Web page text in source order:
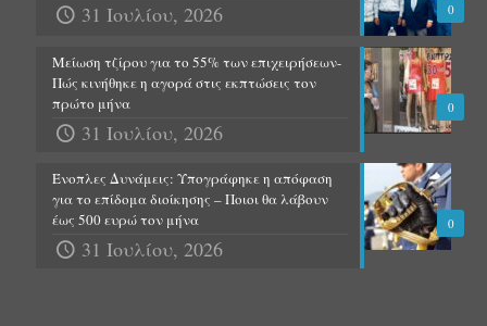
0
31 Ιουλίου, 2026
0
Μείωση τζίρου για το 55% των επιχειρήσεων-
Πώς κινήθηκε η αγορά στις εκπτώσεις τον
πρώτο μήνα
31 Ιουλίου, 2026
0
Ένοπλες Δυνάμεις: Υπογράφηκε η απόφαση
για το επίδομα διοίκησης – Ποιοι θα λάβουν
έως 500 ευρώ τον μήνα
31 Ιουλίου, 2026